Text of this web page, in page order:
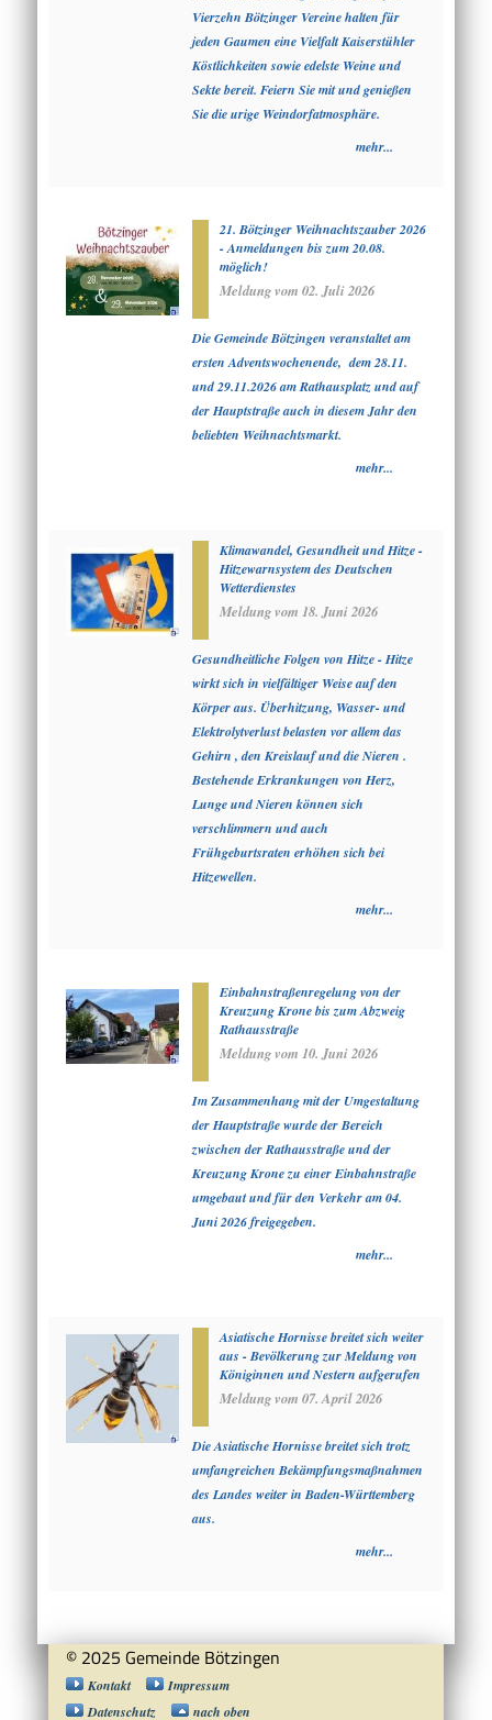
Vierzehn Bötzinger Vereine halten für
jeden Gaumen eine Vielfalt Kaiserstühler
Köstlichkeiten sowie edelste Weine und
Sekte bereit. Feiern Sie mit und genießen
Sie die urige Weindorfatmosphäre.
mehr...
21. Bötzinger Weihnachtszauber 2026
- Anmeldungen bis zum 20.08.
möglich!
Meldung vom 02. Juli 2026
Die Gemeinde Bötzingen veranstaltet am
ersten Adventswochenende, dem 28.11.
und 29.11.2026 am Rathausplatz und auf
der Hauptstraße auch in diesem Jahr den
beliebten Weihnachtsmarkt.
mehr...
Klimawandel, Gesundheit und Hitze -
Hitzewarnsystem des Deutschen
Wetterdienstes
Meldung vom 18. Juni 2026
Gesundheitliche Folgen von Hitze - Hitze
wirkt sich in vielfältiger Weise auf den
Körper aus. Überhitzung, Wasser- und
Elektrolytverlust belasten vor allem das
Gehirn , den Kreislauf und die Nieren .
Bestehende Erkrankungen von Herz,
Lunge und Nieren können sich
verschlimmern und auch
Frühgeburtsraten erhöhen sich bei
Hitzewellen.
mehr...
Einbahnstraßenregelung von der
Kreuzung Krone bis zum Abzweig
Rathausstraße
Meldung vom 10. Juni 2026
Im Zusammenhang mit der Umgestaltung
der Hauptstraße wurde der Bereich
zwischen der Rathausstraße und der
Kreuzung Krone zu einer Einbahnstraße
umgebaut und für den Verkehr am 04.
Juni 2026 freigegeben.
mehr...
Asiatische Hornisse breitet sich weiter
aus - Bevölkerung zur Meldung von
Königinnen und Nestern aufgerufen
Meldung vom 07. April 2026
Die Asiatische Hornisse breitet sich trotz
umfangreichen Bekämpfungsmaßnahmen
des Landes weiter in Baden-Württemberg
aus.
mehr...
© 2025 Gemeinde Bötzingen
Kontakt
Impressum
Datenschutz
nach oben